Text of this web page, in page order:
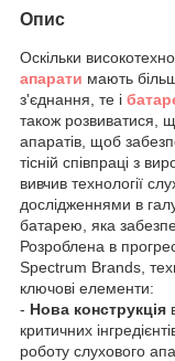
Опис
Оскільки
апарати мають
з'єднання, те і
також розвиватися,
апаратів, щоб
тісній співпраці з
вивчив технології
дослідженнями в
батарею, яка
Розроблена в
Spectrum Brands,
ключові елементи:
- Нова конструкція
критичних
роботу слухового